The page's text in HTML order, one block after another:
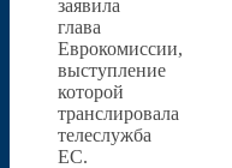
заявила
глава
Еврокомиссии,
выступление
которой
транслировала
телеслужба
ЕС.